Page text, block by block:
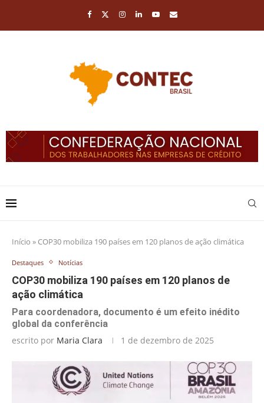
Início » COP30 mobiliza 190 países em 120 planos de ação climática
Destaques Notícias
COP30 mobiliza 190 países em 120 planos de
ação climática
Para coordenadora, documento é um efeito inédito
global da conferência
escrito por Maria Clara 1 de dezembro de 2025